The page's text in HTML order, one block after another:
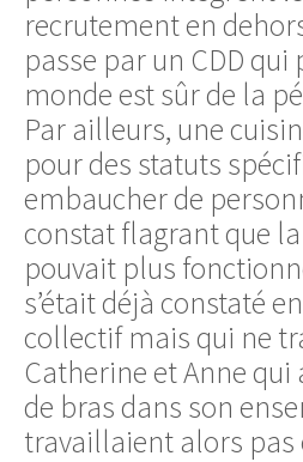
recrutement en
passe par un CDD
monde est sûr de la
Par ailleurs, une
pour des statuts
embaucher de
constat flagrant que
pouvait plus
s’était déjà constaté
collectif mais qui ne
Catherine et Anne
de bras dans son
travaillaient alors pas